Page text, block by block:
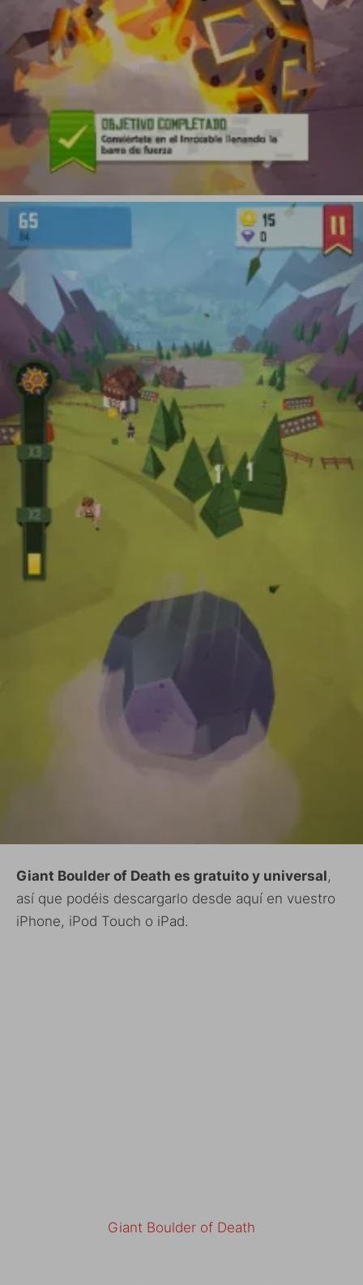
Giant Boulder of Death es gratuito y universal,
así que podéis descargarlo desde aquí en vuestro
iPhone, iPod Touch o iPad.
Giant Boulder of Death